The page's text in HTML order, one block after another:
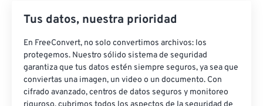
Tus datos, nuestra prioridad
En FreeConvert, no solo convertimos archivos: los
protegemos. Nuestro sólido sistema de seguridad
garantiza que tus datos estén siempre seguros, ya sea que
conviertas una imagen, un video o un documento. Con
cifrado avanzado, centros de datos seguros y monitoreo